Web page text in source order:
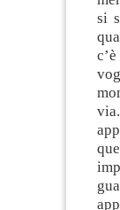
si